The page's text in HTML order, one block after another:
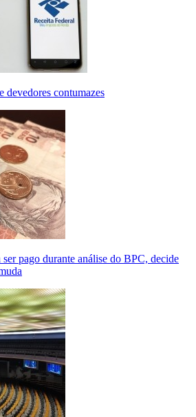
devedores contumazes
pago durante análise do BPC, decide